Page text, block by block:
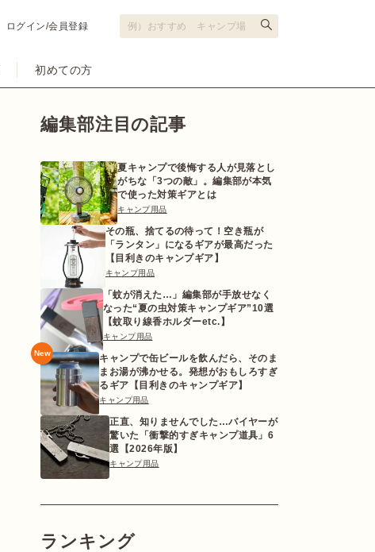
ログイン/会員登録
初めての方
編集部注目の記事
夏キャンプで後悔する人が見落とし
がちな「3つの敵」。編集部が本気
で使った対策ギアとは
キャンプ用品
その瓶、捨てるの待って！空き瓶が
「ランタン」になるギアが最高だった
【目利きのキャンプギア】
キャンプ用品
「蚊が消えた…」編集部が手放せなく
なった“夏の虫対策キャンプギア”10選
【蚊取り線香ホルダーetc.】
キャンプ用品
New
キャンプで缶ビールを飲んだら、そのま
まお湯が沸かせる。発想がおもしろすぎ
るギア【目利きのキャンプギア】
キャンプ用品
正直、知りませんでした…バイヤーが
驚いた「衝撃的すぎキャンプ道具」6
選【2026年版】
キャンプ用品
ランキング